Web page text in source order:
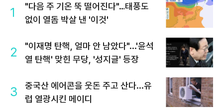
1
"다음 주 기온 뚝 떨어진다"…태풍도
없이 열돔 박살 낸 '이것'
2
"이재명 탄핵, 얼마 안 남았다"...'윤석
열 탄핵' 맞힌 무당, '성지글' 등장
3
중국산 에어콘을 웃돈 주고 산다...유
럽 열광시킨 메이디